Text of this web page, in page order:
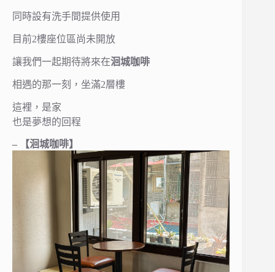
同時設有洗手間提供使用
目前2樓座位區尚未開放
讓我們一起期待將來在洄城咖啡
相遇的那一刻，坐滿2層樓
這裡，是家
也是夢想的回程
– 【洄城咖啡】